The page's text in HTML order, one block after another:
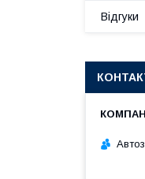
Відгуки